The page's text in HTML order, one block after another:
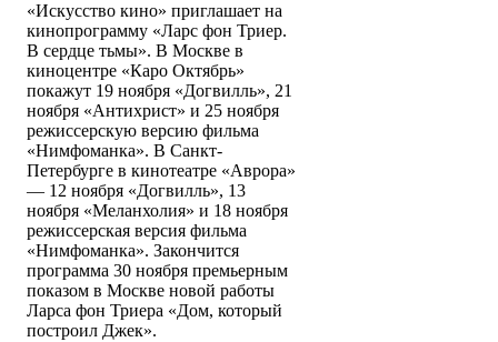
«Искусство кино» приглашает на
кинопрограмму «Ларс фон Триер.
В сердце тьмы». В Москве в
киноцентре «Каро Октябрь»
покажут 19 ноября «Догвилль», 21
ноября «Антихрист» и 25 ноября
режиссерскую версию фильма
«Нимфоманка». В Санкт-
Петербурге в кинотеатре «Аврора»
— 12 ноября «Догвилль», 13
ноября «Меланхолия» и 18 ноября
режиссерская версия фильма
«Нимфоманка». Закончится
программа 30 ноября премьерным
показом в Москве новой работы
Ларса фон Триера «Дом, который
построил Джек».